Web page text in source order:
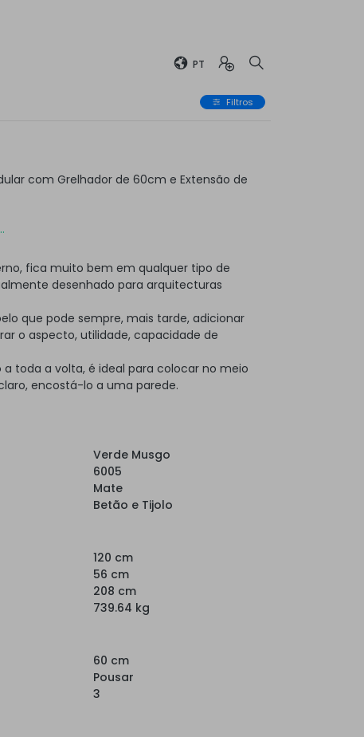
PT
Filtros
com Grelhador de 60cm e Extensão de
fica muito bem em qualquer tipo de
desenhado para arquitecturas
que pode sempre, mais tarde, adicionar
o aspecto, utilidade, capacidade de
toda a volta, é ideal para colocar no meio
encostá-lo a uma parede.
Verde Musgo
6005
Mate
Betão e Tijolo
120 cm
56 cm
208 cm
739.64 kg
60 cm
Pousar
3